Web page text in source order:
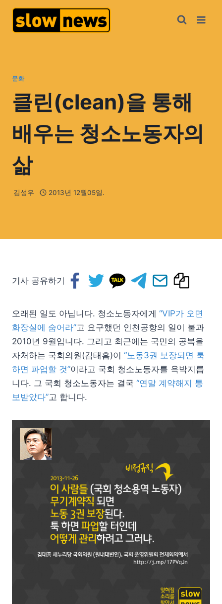
문화
클린(clean)을 통해
배우는 청소노동자의
삶
김성우 2013년 12월05일.
기사 공유하기
오래된 일도 아닙니다. 청소노동자에게 “VIP가 오면
화장실에 숨어라”고 요구했던 인천공항의 일이 불과
2010년 9월입니다. 그리고 최근에는 국민의 공복을
자처하는 국회의원(김태흠)이 “노동3권 보장되면 툭
하면 파업할 것”이라고 국회 청소노동자를 윽박지릅
니다. 그 국회 청소노동자는 결국 “연말 계약해지 통
보받았다”고 합니다.